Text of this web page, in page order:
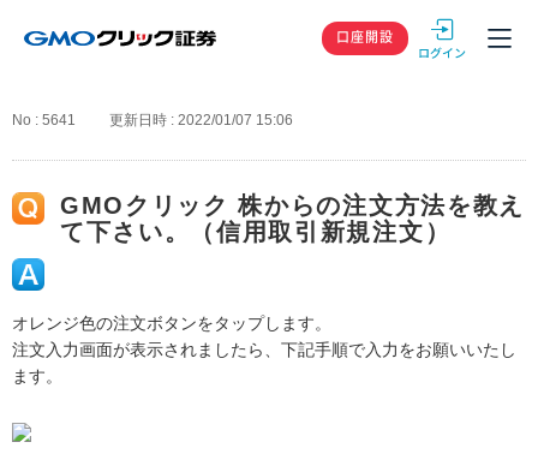
GMOクリック
口座開設
No : 5641 更新日時 : 2022/01/07 15:06
GMOクリック 株からの注文方法を教え
て下さい。（信用取引新規注文）
オレンジ色の注文ボタンをタップします。
注文入力画面が表示されましたら、下記手順で入力をお願いいたし
ます。